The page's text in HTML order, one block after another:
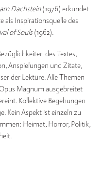
Dachstein(1976) erkundet
als Inspirationsquelle des
of Souls(1962).
des Textes,
Anspielungen und Zitate,
der Lektüre. Alle Themen
Magnum ausgebreitet
Kollektive Begehungen
Kein Aspekt ist einzeln zu
Heimat, Horror, Politik,